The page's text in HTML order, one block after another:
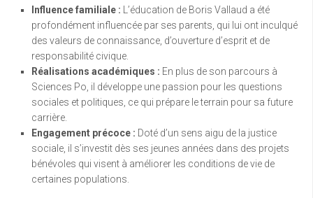
Influence familiale : L’éducation de Boris Vallaud a été
profondément influencée par ses parents, qui lui ont inculqué
des valeurs de connaissance, d’ouverture d’esprit et de
responsabilité civique.
Réalisations académiques : En plus de son parcours à
Sciences Po, il développe une passion pour les questions
sociales et politiques, ce qui prépare le terrain pour sa future
carrière.
Engagement précoce : Doté d’un sens aigu de la justice
sociale, il s’investit dès ses jeunes années dans des projets
bénévoles qui visent à améliorer les conditions de vie de
certaines populations.